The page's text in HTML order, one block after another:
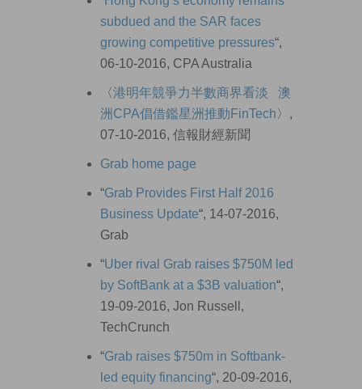
subdued and the SAR faces
growing competitive pressures“,
06-10-2016, CPA Australia
〈港明年競爭力半數商界看淡 澳
洲CPA倡借鑑星洲推動FinTech〉,
07-10-2016, 信報財經新聞
Grab home page
“Grab Provides First Half 2016
Business Update“, 14-07-2016,
Grab
“Uber rival Grab raises $750M led
by SoftBank at a $3B valuation“,
19-09-2016, Jon Russell,
TechCrunch
“Grab raises $750m in Softbank-
led equity financing“, 20-09-2016,